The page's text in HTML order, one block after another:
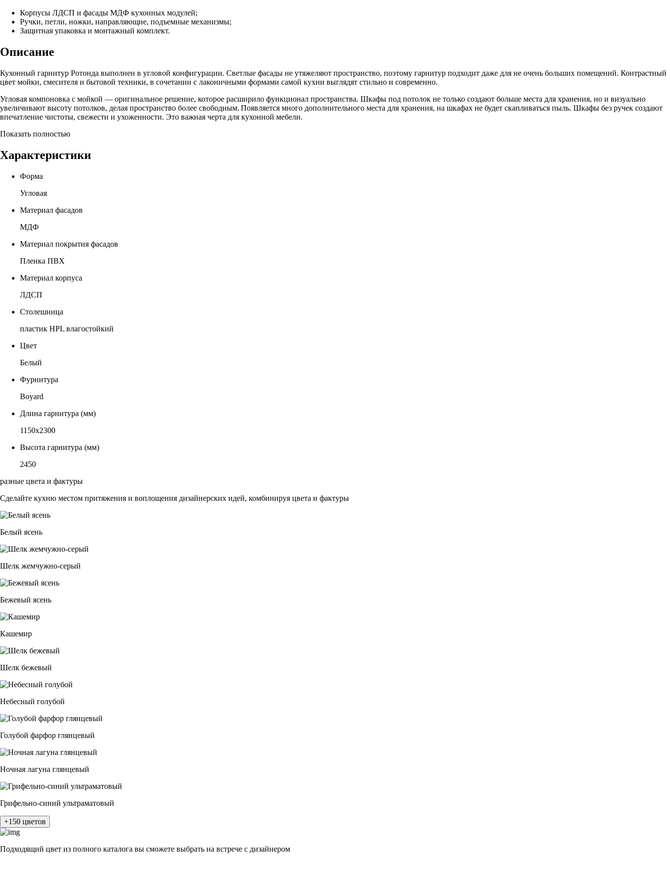
Корпусы ЛДСП и фасады МДФ кухонных модулей;
Ручки, петли, ножки, направляющие, подъемные механизмы;
Защитная упаковка и монтажный комплект.
Описание
Кухонный гарнитур Ротонда выполнен в угловой конфигурации. Светлые фасады не утяжеляют пространство, поэтому гарнитур подходит даже для не очень больших помещений. Контрастный
цвет мойки, смесителя и бытовой техники, в сочетании с лаконичными формами самой кухни выглядят стильно и современно.
Угловая компоновка с мойкой — оригинальное решение, которое расширило функционал пространства. Шкафы под потолок не только создают больше места для хранения, но и визуально
увеличивают высоту потолков, делая пространство более свободным. Появляется много дополнительного места для хранения, на шкафах не будет скапливаться пыль. Шкафы без ручек создают
впечатление чистоты, свежести и ухоженности. Это важная черта для кухонной мебели.
Показать полностью
Характеристики
Форма
Угловая
Материал фасадов
МДФ
Материал покрытия фасадов
Пленка ПВХ
Материал корпуса
ЛДСП
Столешница
пластик HPL влагостойкий
Цвет
Белый
Фурнитура
Boyard
Длина гарнитура (мм)
1150х2300
Высота гарнитура (мм)
2450
разные цвета и фактуры
Сделайте кухню местом притяжения и воплощения дизайнерских идей, комбинируя цвета и фактуры
Белый ясень
Шелк жемчужно-серый
Бежевый ясень
Кашемир
Шелк бежевый
Небесный голубой
Голубой фарфор глянцевый
Ночная лагуна глянцевый
Грифельно-синий ультраматовый
+150 цветов
Подходящий цвет из полного каталога вы сможете выбрать на встрече с дизайнером